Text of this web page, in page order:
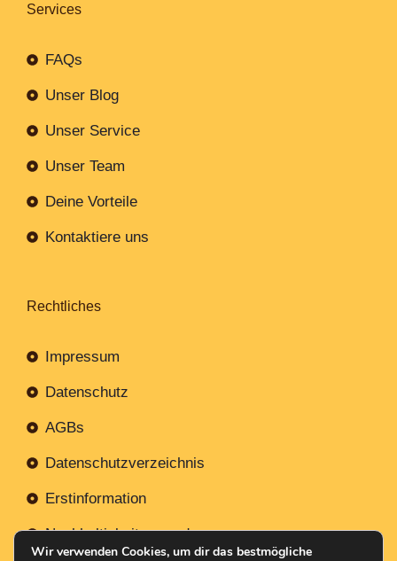
Services
FAQs
Unser Blog
Unser Service
Unser Team
Deine Vorteile
Kontaktiere uns
Rechtliches
Impressum
Datenschutz
AGBs
Datenschutzverzeichnis
Erstinformation
Nachhaltigkeitsverordnung
Wir verwenden Cookies, um dir das bestmögliche